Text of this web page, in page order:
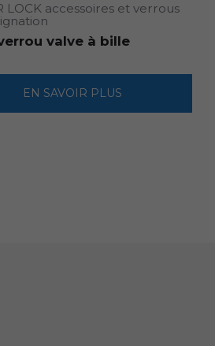
LOCK accessoires et verrous
valve à bille
EN SAVOIR PLUS